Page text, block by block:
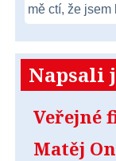
mě ctí, že
Napsali
Veřejné
Matěj